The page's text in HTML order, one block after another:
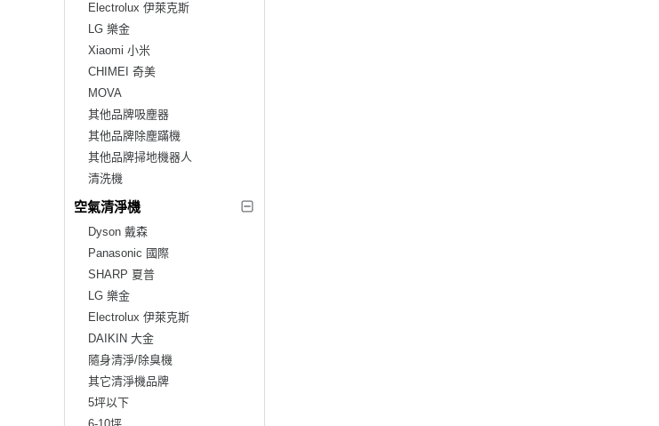
Electrolux 伊萊克斯
LG 樂金
Xiaomi 小米
CHIMEI 奇美
MOVA
其他品牌吸塵器
其他品牌除塵蹣機
其他品牌掃地機器人
清洗機
空氣清淨機
Dyson 戴森
Panasonic 國際
SHARP 夏普
LG 樂金
Electrolux 伊萊克斯
DAIKIN 大金
隨身清淨/除臭機
其它清淨機品牌
5坪以下